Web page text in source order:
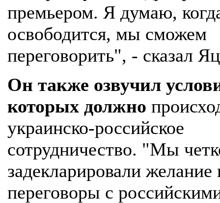
премьером. Я думаю,
освободится, мы сможем
переговорить", - сказал
Он также озвучил
которых должно
украинско-российское
сотрудничество. "Мы
задекларировали желание
переговоры с